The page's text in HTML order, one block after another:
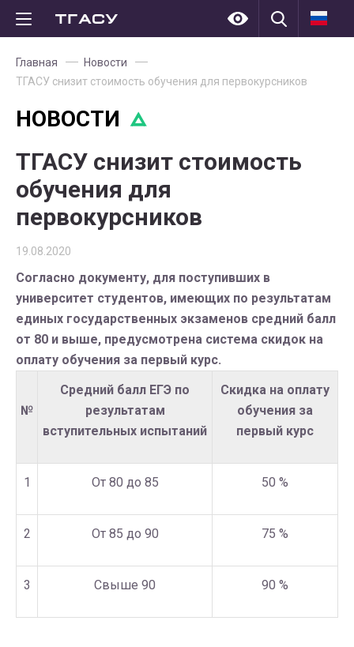
Главная
Новости
ТГАСУ снизит стоимость обучения для первокурсников
НОВОСТИ
ТГАСУ снизит стоимость
обучения для
первокурсников
19.08.2020
Согласно документу, для поступивших в
университет студентов, имеющих по результатам
единых государственных экзаменов средний балл
от 80 и выше, предусмотрена система скидок на
оплату обучения за первый курс.
№
Средний балл ЕГЭ по
результатам
вступительных испытаний
Скидка на оплату
обучения за
первый курс
1 От 80 до 85 50 %
2 От 85 до 90 75 %
3 Свыше 90 90 %